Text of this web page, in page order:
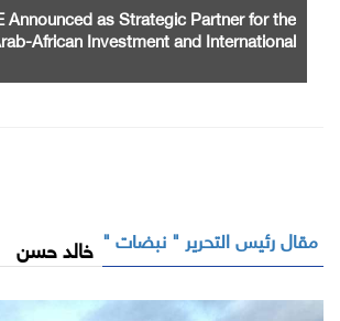
Announced as Strategic Partner for the
African Investment and International
مقال رئيس التحرير " نبضات " خالد حسن